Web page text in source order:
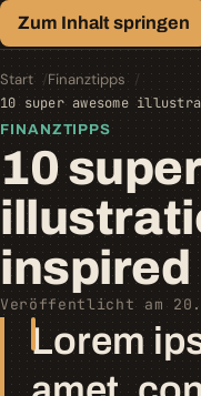
Zum Inhalt springen
Finanz-Lexikon
Geld, einfach erklärt.
Finanztipps
Kredite
Geld-/Vermögensanlage
Krypto
Steuern
Start Finanztipps
10 super awesome
FINANZTIPPS
10
inspired
Veröffentlicht am
Lorem